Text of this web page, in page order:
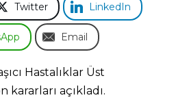
Twitter LinkedIn
Email
Hastalıklar Üst
kararları açıkladı.